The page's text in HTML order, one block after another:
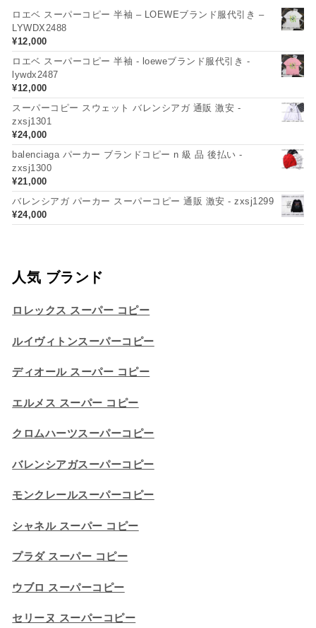
ロエベ スーパーコピー 半袖 – LOEWEブランド服代引き –
LYWDX2488
¥12,000
ロエベ スーパーコピー 半袖 - loeweブランド服代引き -
lywdx2487
¥12,000
スーパーコピー スウェット バレンシアガ 通販 激安 -
zxsj1301
¥24,000
balenciaga パーカー ブランドコピー n 級 品 後払い -
zxsj1300
¥21,000
バレンシアガ パーカー スーパーコピー 通販 激安 - zxsj1299
¥24,000
人気 ブランド
ロレックス スーパー コピー
ルイヴィトンスーパーコピー
ディオール スーパー コピー
エルメス スーパー コピー
クロムハーツスーパーコピー
バレンシアガスーパーコピー
モンクレールスーパーコピー
シャネル スーパー コピー
プラダ スーパー コピー
ウブロ スーパーコピー
セリーヌ スーパーコピー​